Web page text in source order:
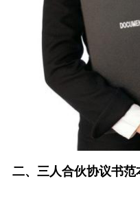
二、三人合伙协议书范
合伙经